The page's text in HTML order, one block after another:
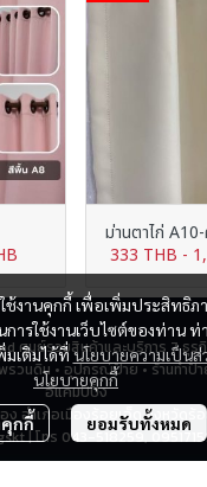
ม่านตาไก่
333 THB -
ช้งานคุกกี้ เพื่อเพิ่มประสิทธิ
ารใช้งานเว็บไซต์ของท่าน ท่
มเติมได้ที่นโยบายความเป็นส่
นโยบายคุกกี้
กกี้ ยอมรับทั้งหมด
ศูนย์รวมสินค้าและบริการ 7 ธุร
รวนดิน • อุปกรณ์ป้าย • ร้านทำป้า
อี้แคมป์ปิ้ง
อง อำเภอเมืองร้อยเอ็ด จังหวัดร้
| โทร 043-518259,